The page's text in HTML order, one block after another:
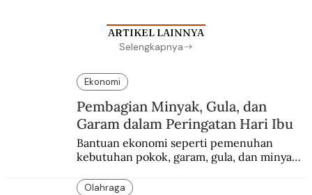
ARTIKEL LAINNYA
Selengkapnya
Ekonomi
Pembagian Minyak, Gula, dan
Garam dalam Peringatan Hari Ibu
Bantuan ekonomi seperti pemenuhan
kebutuhan pokok, garam, gula, dan minyak
peringatan Hari Ibu.
Olahraga